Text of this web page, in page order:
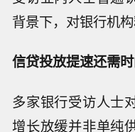
背景下，对银行机
信贷投放提速还需
多家银行受访人士
增长放缓并非单纯